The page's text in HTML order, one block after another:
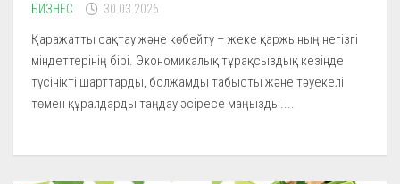
БИЗНЕС 30.03.2026
Қаражатты сақтау және көбейту – жеке қаржының негізгі
міндеттерінің бірі. Экономикалық тұрақсыздық кезінде
түсінікті шарттарды, болжамды табысты және тәуекелі
төмен құралдарды таңдау әсіресе маңызды....